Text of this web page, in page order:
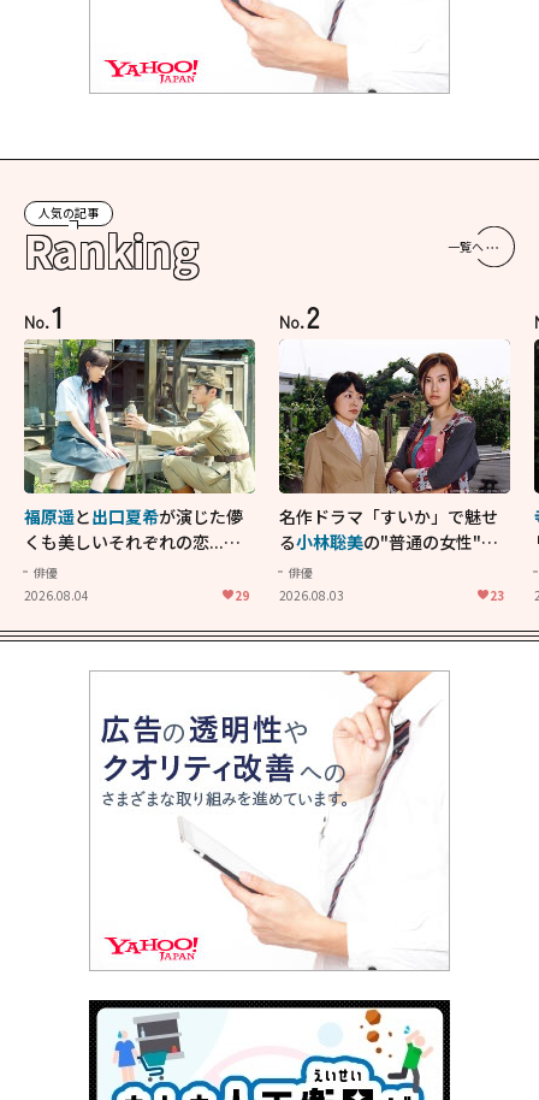
人気の記事
Ranking 一覧へ
No.1
福原遥と出口夏希が演じた儚
くも美しいそれぞれの恋...生
きることの尊さを教えてくれ
た映画「あの花が咲く丘で、
俳優
2026.08.04
29
No.2
名作ドラマ「すいか」で魅せ
る小林聡美の"普通の女性"が
大人に刺さる...映画「かもめ
食堂」にも通じる静かな芝居
俳優
2026.08.03
23